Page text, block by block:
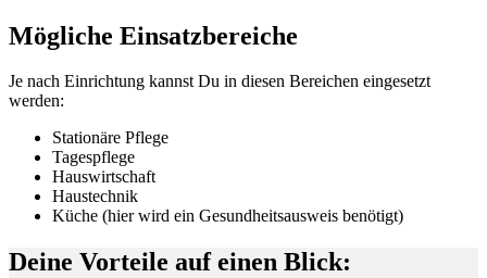
Mögliche Einsatzbereiche
Je nach Einrichtung kannst Du in diesen Bereichen eingesetzt
werden:
Stationäre Pflege
Tagespflege
Hauswirtschaft
Haustechnik
Küche (hier wird ein Gesundheitsausweis benötigt)
Deine Vorteile auf einen Blick: